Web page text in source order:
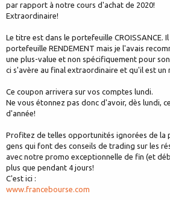
par rapport à notre cours d'achat de 2020!
Extraordinaire!
Le titre est dans le portefeuille CROISSANCE.
portefeuille RENDEMENT mais je l'avais
une plus-value et non spécifiquement pour
ci s'avère au final extraordinaire et qu'il est un
Ce coupon arrivera sur vos comptes lundi.
Ne vous étonnez pas donc d'avoir, dès lundi,
d'année!
Profitez de telles opportunités ignorées de la
gens qui font des conseils de trading sur les
avec notre promo exceptionnelle de fin (et
plus que pendant 4 jours!
C'est ici :
www.francebourse.com